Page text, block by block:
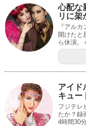
心配な
リに
『アル
開けたと
ら休演。
アイド
キュ
フジテレ
たか？録
4時間30